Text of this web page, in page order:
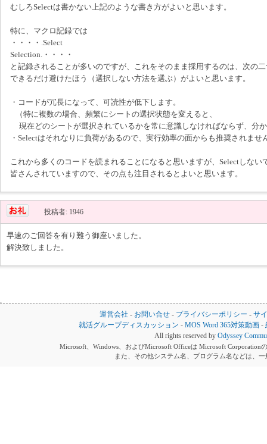
むしろSelectは書かない上記のような書き方がよいと思います。
特に、マクロ記録では
・・・・.Select
Selection.・・・・
と記録されることが多いのですが、これをそのまま採用するのは、次の
できるだけ避けたほう（選択しない方法を選ぶ）がよいと思います。
・コードが冗長になって、可読性が低下します。
（特に複数の場合、頻繁にシートの選択状態を変えると、
現在どのシートが選択されているかを常に意識しなければならず、分
・Selectはそれなりに負荷があるので、実行効率の面からも推奨されませ
これから多くのコードを読まれることになると思いますが、Selectしない
皆さんされていますので、その点も注目されるとよいと思います。
投稿者: 1946
早速のご回答を有り難う御座いました。
解決致しました。
運営会社 - お問い合せ - プライバシーポリシー - サ
就活グループディスカッション -MOS Word 365対策動画 -
All rights reserved by Odyssey
Microsoft、Windows、およびMicrosoft Officeは Microsoft Corporation
また、その他システム名、プログラム名などは、